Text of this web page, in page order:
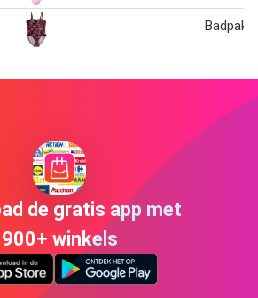
Badpak
de gratis app met
900+ winkels